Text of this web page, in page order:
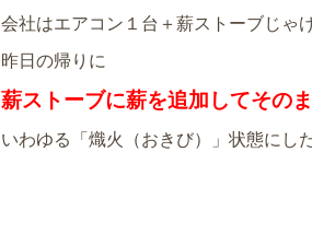
会社はエアコン１台＋薪ストーブじゃ
昨日の帰りに
薪ストーブに薪を追加してその
いわゆる「熾火（おきび）」状態にし